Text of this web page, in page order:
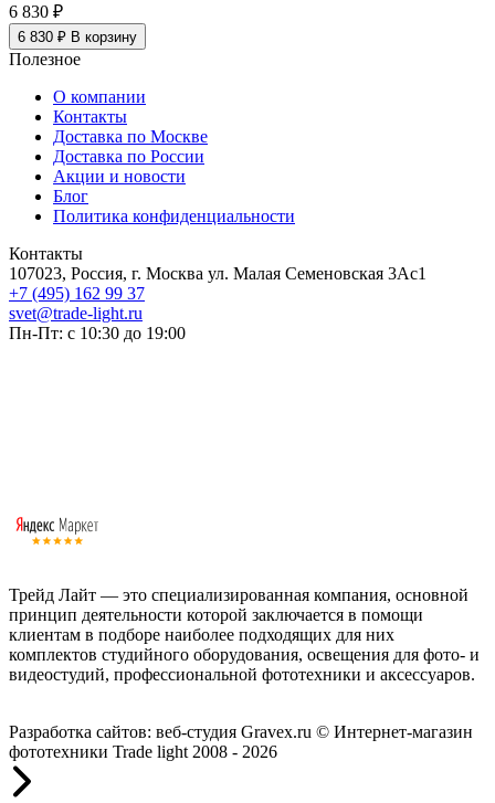
6 830 ₽
6 830 ₽ В корзину
Полезное
О компании
Контакты
Доставка по Москве
Доставка по России
Акции и новости
Блог
Политика конфиденциальности
Контакты
107023, Россия, г. Москва ул. Малая Семеновская 3Ас1
+7 (495) 162 99 37
svet@trade-light.ru
Пн-Пт: с 10:30 до 19:00
Трейд Лайт — это специализированная компания, основной
принцип деятельности которой заключается в помощи
клиентам в подборе наиболее подходящих для них
комплектов студийного оборудования, освещения для фото- и
видеостудий, профессиональной фототехники и аксессуаров.
Разработка сайтов: веб-студия Gravex.ru © Интернет-магазин
фототехники Trade light 2008 - 2026